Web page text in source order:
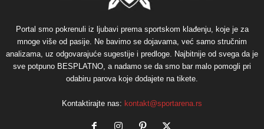
Portal smo pokrenuli iz ljubavi prema sportskom klađenju, koje je za
mnoge više od pasije. Ne bavimo se dojavama, već samo stručnim
analizama, uz odgovarajuće sugestije i predloge. Najbitnije od svega da je
sve potpuno BESPLATNO, a nadamo se da smo bar malo pomogli pri
odabiru parova koje dodajete na tikete.
Kontaktirajte nas: kontakt@sportarena.rs